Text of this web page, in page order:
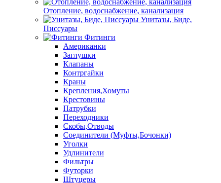
Отопление, водоснабжение, канализация
Унитазы, Биде,
Писсуары
Фитинги
Американки
Заглушки
Клапаны
Контргайки
Краны
Крепления,Хомуты
Крестовины
Патрубки
Переходники
Скобы,Отводы
Соединители (Муфты,Бочонки)
Уголки
Удлинители
Фильтры
Футорки
Штуцеры